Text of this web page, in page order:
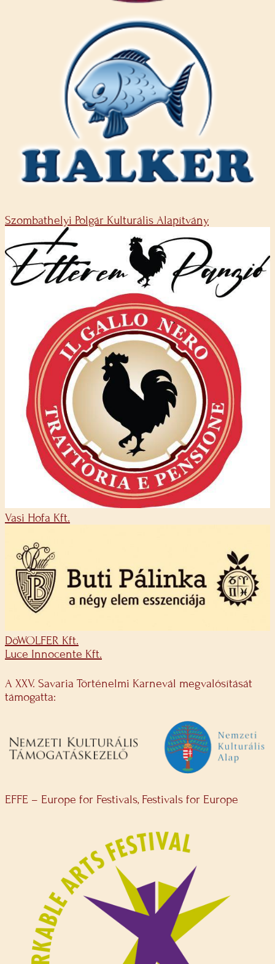
Szombathelyi Polgár Kulturális Alapítvány
Vasi Hofa Kft.
DöWOLFER Kft.
Luce Innocente Kft.
A XXV. Savaria Történelmi Karnevál megvalósítását
támogatta:
EFFE – Europe for Festivals, Festivals for Europe